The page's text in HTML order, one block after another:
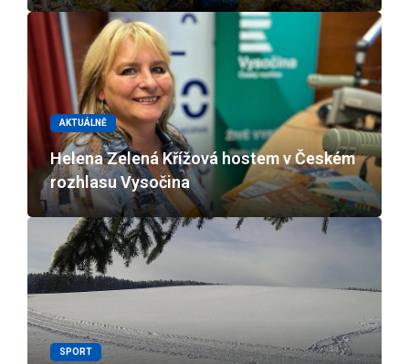
AKTUÁLNĚ
Helena Zelená Křížová hostem v Českém
rozhlasu Vysočina
SPORT